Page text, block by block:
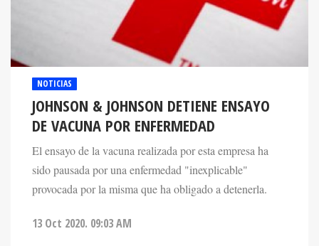
NOTICIAS
JOHNSON & JOHNSON DETIENE ENSAYO
DE VACUNA POR ENFERMEDAD
El ensayo de la vacuna realizada por esta empresa ha
sido pausada por una enfermedad "inexplicable"
provocada por la misma que ha obligado a detenerla.
13 Oct 2020. 09:03 AM